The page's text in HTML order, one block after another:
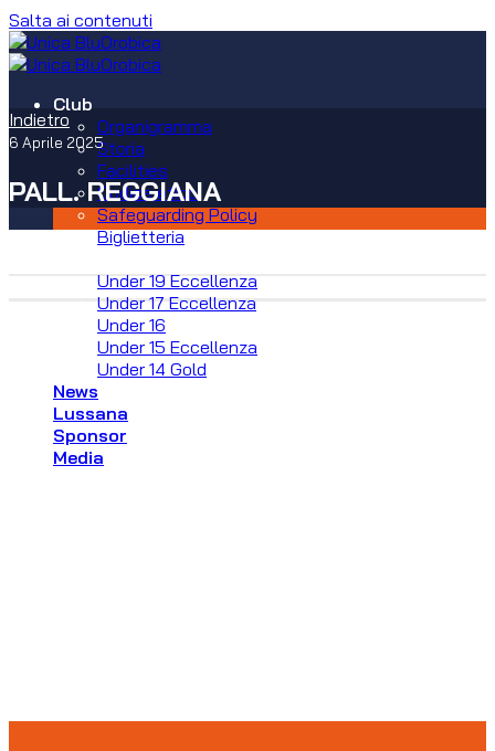
Salta ai contenuti
Club
Organigramma
Storia
Facilities
Codice etico
Safeguarding Policy
Biglietteria
Under 19 Eccellenza
Under 17 Eccellenza
Under 16
Under 15 Eccellenza
Under 14 Gold
News
Lussana
Sponsor
Media
Indietro
6 Aprile 2025
PALL. REGGIANA